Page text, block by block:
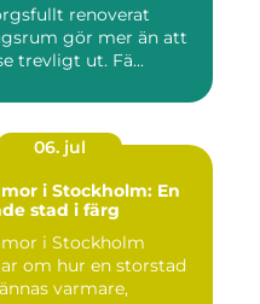
renoverat
gör mer än att
trevligt ut. Fä...
06. jul
i Stockholm: En
stad i färg
i Stockholm
om hur en storstad
varmare,